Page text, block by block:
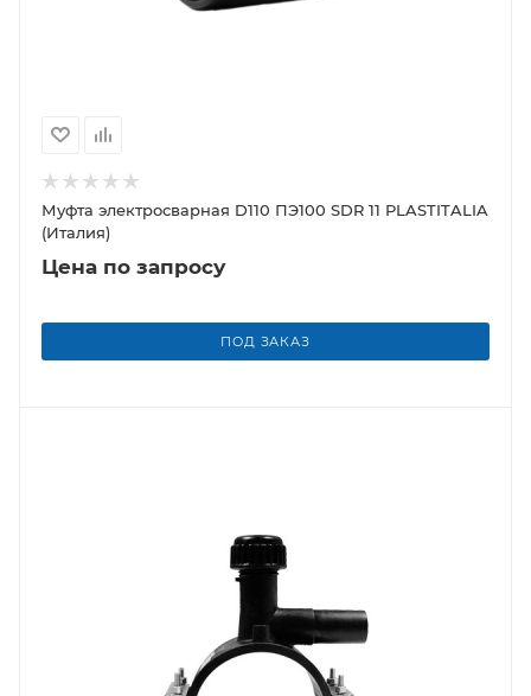
Муфта электросварная D110 ПЭ100 SDR 11 PLASTITALIA
(Италия)
Цена по запросу
ПОД ЗАКАЗ